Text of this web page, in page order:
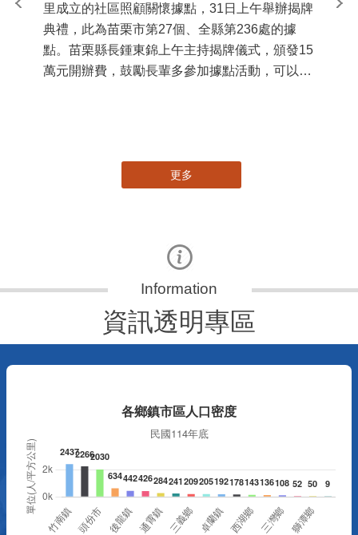
里成立的社區照顧關懷據點，31日上午舉辦揭牌
典禮，此為苗栗市第27個、全縣第236處的據
點。苗栗縣長鍾東錦上午主持揭牌儀式，頒發15
萬元開辦費，鼓勵長輩多參加據點活動，可以更
苗
更多
資訊透明專區